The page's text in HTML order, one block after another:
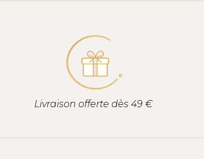
Livraison offerte dès 49 €